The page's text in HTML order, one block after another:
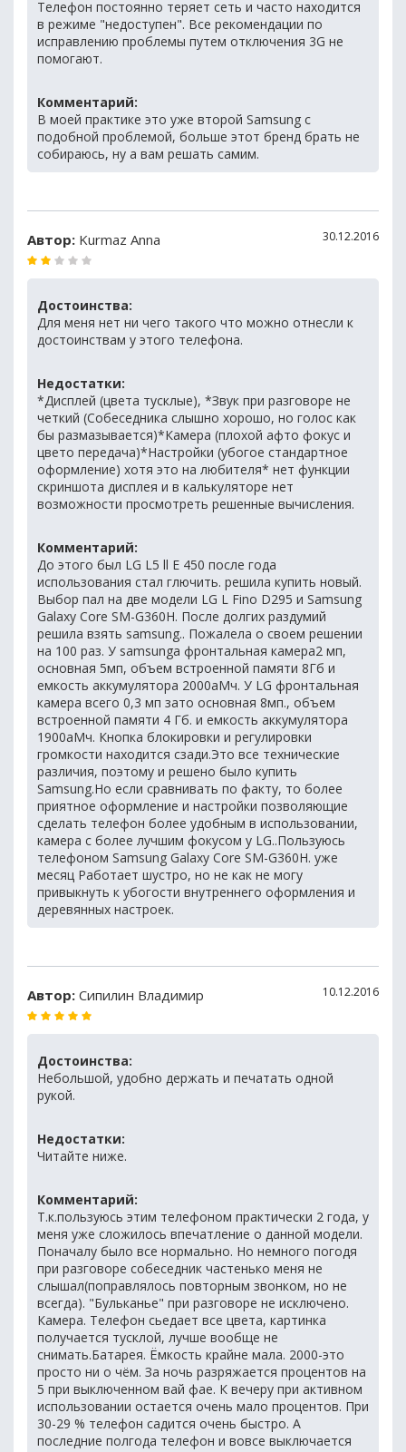
Телефон постоянно теряет сеть и часто находится
в режиме "недоступен". Все рекомендации по
исправлению проблемы путем отключения 3G не
помогают.
Комментарий:
В моей практике это уже второй Samsung с
подобной проблемой, больше этот бренд брать не
собираюсь, ну а вам решать самим.
Автор: Kurmaz Anna 30.12.2016
Достоинства:
Для меня нет ни чего такого что можно отнесли к
достоинствам у этого телефона.
Недостатки:
*Дисплей (цвета тусклые), *Звук при разговоре не
четкий (Собеседника слышно хорошо, но голос как
бы размазывается)*Камера (плохой афто фокус и
цвето передача)*Настройки (убогое стандартное
оформление) хотя это на любителя* нет функции
скриншота дисплея и в калькуляторе нет
возможности просмотреть решенные вычисления.
Комментарий:
До этого был LG L5 ll Е 450 после года
использования стал глючить. решила купить новый.
Выбор пал на две модели LG L Fino D295 и Samsung
Galaxy Core SM-G360H. После долгих раздумий
решила взять samsung.. Пожалела о своем решении
на 100 раз. У samsunga фронтальная камера2 мп,
основная 5мп, объем встроенной памяти 8Гб и
емкость аккумулятора 2000аМч. У LG фронтальная
камера всего 0,3 мп зато основная 8мп., объем
встроенной памяти 4 Гб. и емкость аккумулятора
1900аМч. Кнопка блокировки и регулировки
громкости находится сзади.Это все технические
различия, поэтому и решено было купить
Samsung.Но если сравнивать по факту, то более
приятное оформление и настройки позволяющие
сделать телефон более удобным в использовании,
камера с более лучшим фокусом у LG..Пользуюсь
телефоном Samsung Galaxy Core SM-G360H. уже
месяц Работает шустро, но не как не могу
привыкнуть к убогости внутреннего оформления и
деревянных настроек.
Автор: Сипилин Владимир 10.12.2016
Достоинства:
Небольшой, удобно держать и печатать одной
рукой.
Недостатки:
Читайте ниже.
Комментарий:
Т.к.пользуюсь этим телефоном практически 2 года, у
меня уже сложилось впечатление о данной модели.
Поначалу было все нормально. Но немного погодя
при разговоре собеседник частенько меня не
слышал(поправлялось повторным звонком, но не
всегда). "Бульканье" при разговоре не исключено.
Камера. Телефон сьедает все цвета, картинка
получается тусклой, лучше вообще не
снимать.Батарея. Ёмкость крайне мала. 2000-это
просто ни о чём. За ночь разряжается процентов на
5 при выключенном вай фае. К вечеру при активном
использовании остается очень мало процентов. При
30-29 % телефон садится очень быстро. А
последние полгода телефон и вовсе выключается